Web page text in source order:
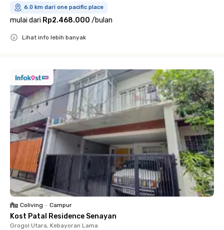
6.0 km dari one pacific place
mulai dari Rp2.468.000 /bulan
Lihat info lebih banyak
Coliving • Campur
Kost Patal Residence Senayan
Grogol Utara, Kebayoran Lama